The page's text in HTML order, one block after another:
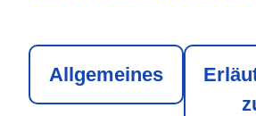
Allgemeines